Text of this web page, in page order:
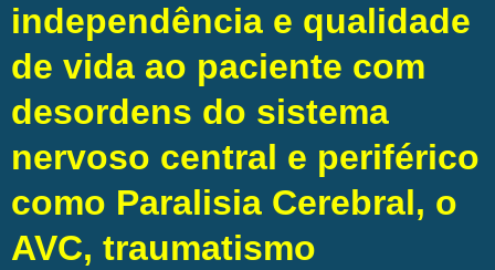
independência e qualidade
de vida ao paciente com
desordens do sistema
nervoso central e periférico
como Paralisia Cerebral, o
AVC, traumatismo